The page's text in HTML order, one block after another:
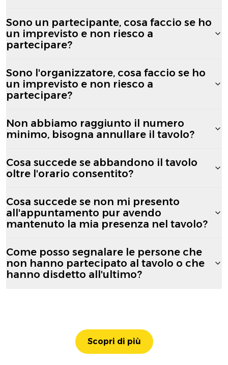
Sono un partecipante, cosa faccio se ho
un imprevisto e non riesco a
partecipare?
Sono l'organizzatore, cosa faccio se ho
un imprevisto e non riesco a
partecipare?
Non abbiamo raggiunto il numero
minimo, bisogna annullare il tavolo?
Cosa succede se abbandono il tavolo
oltre l'orario consentito?
Cosa succede se non mi presento
all'appuntamento pur avendo
mantenuto la mia presenza nel tavolo?
Come posso segnalare le persone che
non hanno partecipato al tavolo o che
hanno disdetto all'ultimo?
Scopri di più